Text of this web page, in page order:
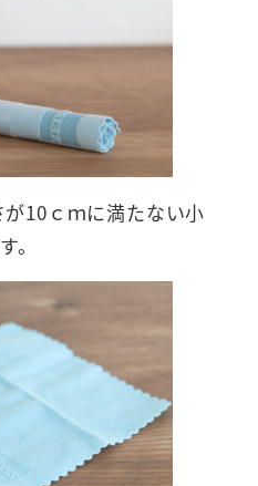
10ｃｍに満たない小
。